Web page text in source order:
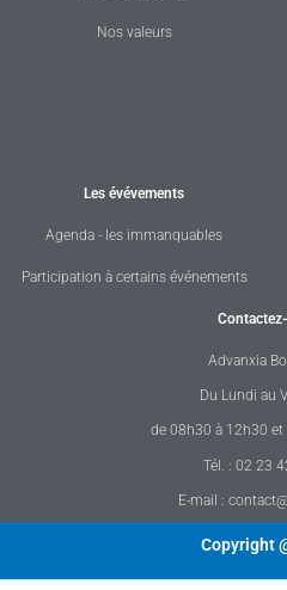
Nos valeurs
Les évévements
Agenda - les immanquables
Participation à certains événements
Advanxia
Du Lundi au
de 08h30 à 12h30
Tél. : 02 23
E-mail :
Copyright